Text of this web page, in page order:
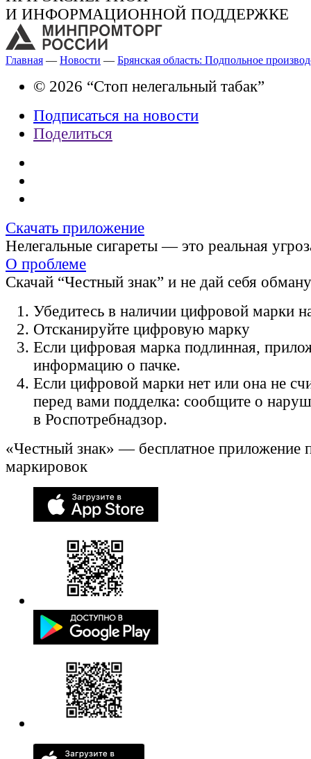
И ИНФОРМАЦИОННОЙ ПОДДЕРЖКЕ
Главная — Новости — Брянская область: Подпольное
© 2026 “Стоп нелегальный табак”
Подписаться на новости
Поделиться
Скачать приложение
Нелегальные сигареты — это реальная
О проблеме
Скачай “Честный знак” и не дай себя
Убедитесь в наличии цифровой марки
Отсканируйте цифровую марку
Если цифровая марка подлинная,
информацию о пачке.
Если цифровой марки нет или она не
перед вами подделка: сообщите о
в Роспотребнадзор.
«Честный знак» — бесплатное приложение
маркировок